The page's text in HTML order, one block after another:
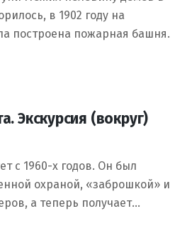
в 1902 году на
построена пожарная башня.
Экскурсия (вокруг)
с 1960-х годов. Он был
охраной, «заброшкой» и
а теперь получает…